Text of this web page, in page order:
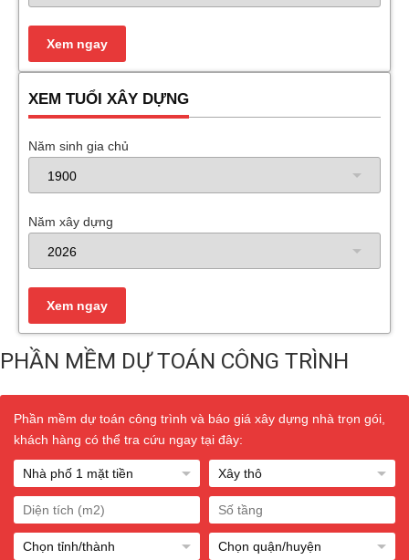
XEM TUỔI XÂY DỰNG
Năm sinh gia chủ
Năm xây dựng
PHẦN MỀM DỰ TOÁN CÔNG TRÌNH
Phần mềm dự toán công trình và báo giá xây dựng nhà trọn gói,
khách hàng có thể tra cứu ngay tại đây: